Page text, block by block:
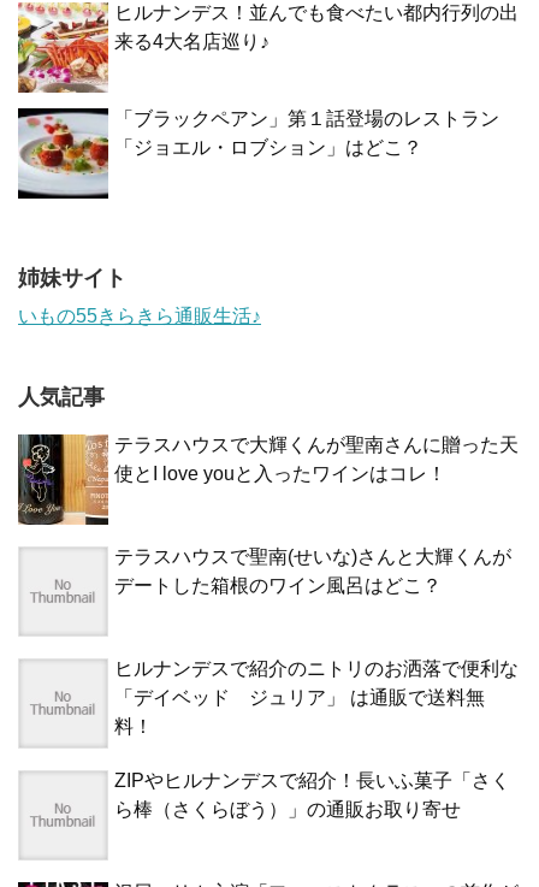
ヒルナンデス！並んでも食べたい都内行列の出
来る4大名店巡り♪
「ブラックペアン」第１話登場のレストラン
「ジョエル・ロブション」はどこ？
姉妹サイト
いもの55きらきら通販生活♪
人気記事
テラスハウスで大輝くんが聖南さんに贈った天
使とI love youと入ったワインはコレ！
テラスハウスで聖南(せいな)さんと大輝くんが
デートした箱根のワイン風呂はどこ？
ヒルナンデスで紹介のニトリのお洒落で便利な
「デイベッド ジュリア」 は通販で送料無
料！
ZIPやヒルナンデスで紹介！長いふ菓子「さく
ら棒（さくらぼう）」の通販お取り寄せ